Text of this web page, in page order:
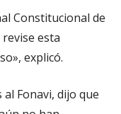
Constitucional de
esta
explicó.
Fonavi, dijo que